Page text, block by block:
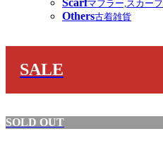
マフラー,スカーフ
Others古着雑貨
SALE
SOLD OUT